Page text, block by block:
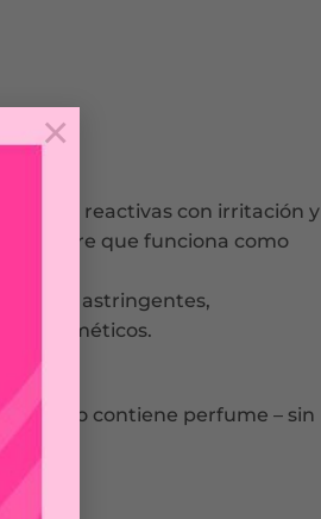
×
pieles reactivas con irritación y
que funciona como
astringentes,
o cosméticos.
– no contiene perfume – sin